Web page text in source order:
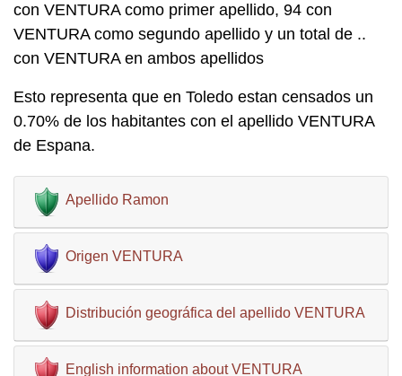
con VENTURA como primer apellido, 94 con
VENTURA como segundo apellido y un total de ..
con VENTURA en ambos apellidos
Esto representa que en Toledo estan censados un
0.70% de los habitantes con el apellido VENTURA
de Espana.
Apellido Ramon
Origen VENTURA
Distribución geográfica del apellido VENTURA
English information about VENTURA